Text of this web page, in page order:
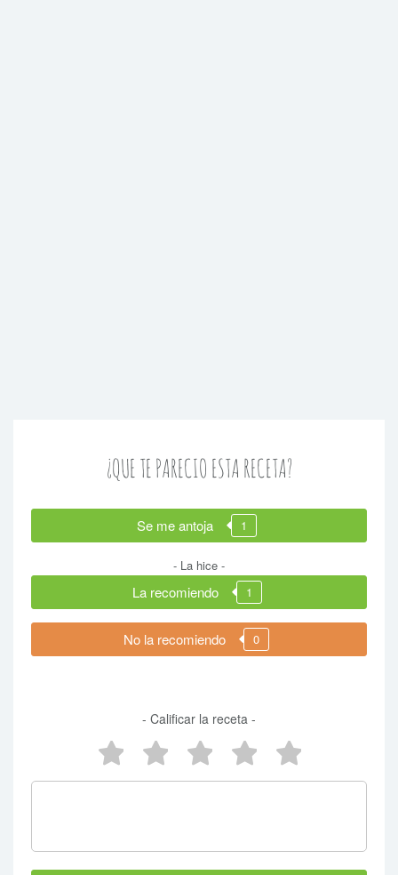
¿QUE TE PARECIO ESTA RECETA?
Se me antoja 1
- La hice -
La recomiendo 1
No la recomiendo 0
- Calificar la receta -
2 estrellas
3 estrellas
4 estrellas
5 estrellas